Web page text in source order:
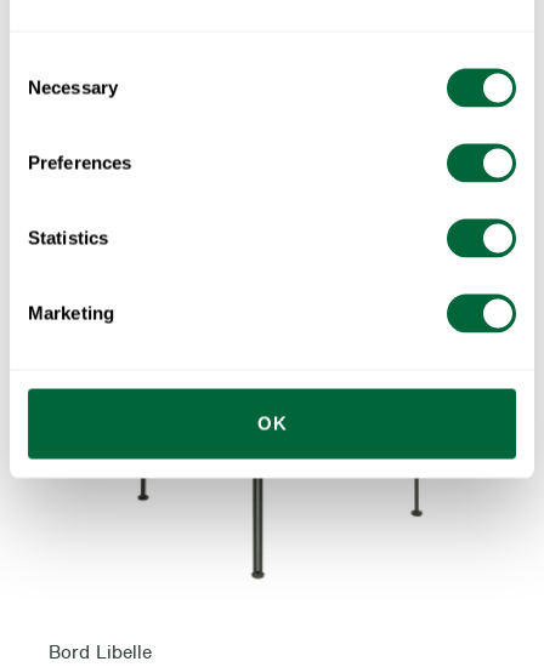
Selection
Necessary
Preferences
Statistics
Marketing
OK
Pulverlackerad i grönt
Bord Libelle